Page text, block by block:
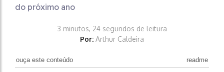
do próximo ano
3 minutos, 24 segundos de leitura
Por: Arthur Caldeira
ouça este conteúdo readme